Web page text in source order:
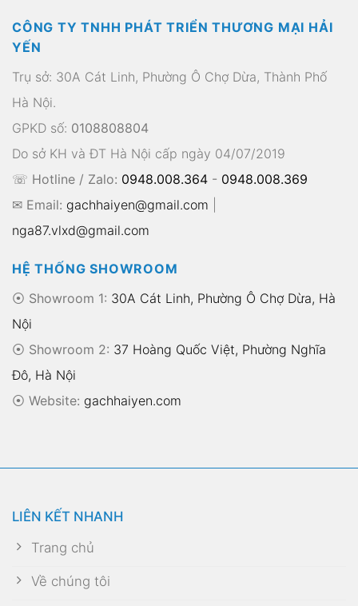
CÔNG TY TNHH PHÁT TRIỂN THƯƠNG MẠI HẢI
YẾN
Trụ sở: 30A Cát Linh, Phường Ô Chợ Dừa, Thành Phố
Hà Nội.
GPKD số: 0108808804
Do sở KH và ĐT Hà Nội cấp ngày 04/07/2019
☏ Hotline / Zalo: 0948.008.364 - 0948.008.369
✉ Email: gachhaiyen@gmail.com
nga87.vlxd@gmail.com
HỆ THỐNG SHOWROOM
⦿ Showroom 1: 30A Cát Linh, Phường Ô Chợ Dừa, Hà
Nội
⦿ Showroom 2: 37 Hoàng Quốc Việt, Phường Nghĩa
Đô, Hà Nội
⦿ Website: gachhaiyen.com
LIÊN KẾT NHANH
Trang chủ
Về chúng tôi